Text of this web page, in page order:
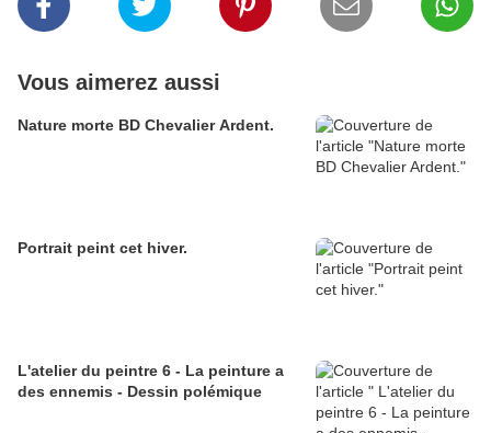
Vous aimerez aussi
Nature morte BD Chevalier Ardent.
Portrait peint cet hiver.
L'atelier du peintre 6 - La peinture a
des ennemis - Dessin polémique